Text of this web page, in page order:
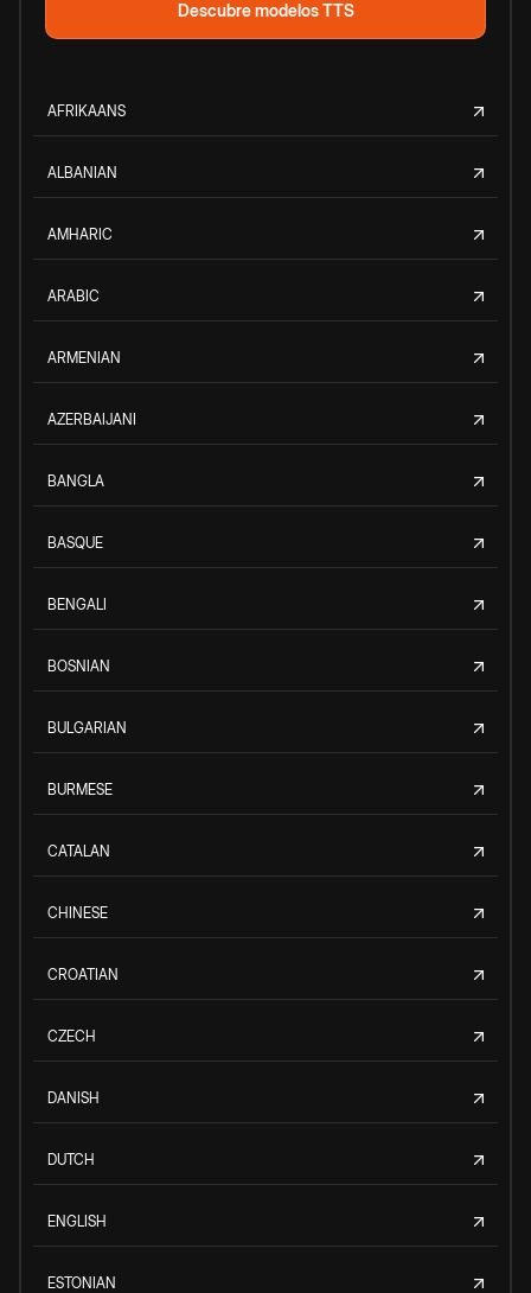
Descubre modelos TTS
AFRIKAANS
ALBANIAN
AMHARIC
ARABIC
ARMENIAN
AZERBAIJANI
BANGLA
BASQUE
BENGALI
BOSNIAN
BULGARIAN
BURMESE
CATALAN
CHINESE
CROATIAN
CZECH
DANISH
DUTCH
ENGLISH
ESTONIAN